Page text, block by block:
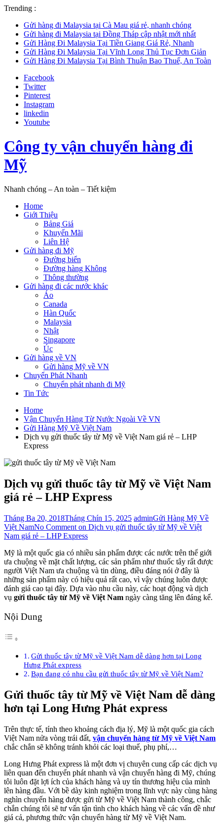
Trending :
Gửi hàng đi Malaysia tại Cà Mau giá rẻ, nhanh chóng
Gửi hàng đi Malaysia tại Đồng Tháp cập nhật mới nhất
Gửi Hàng Đi Malaysia Tại Tiền Giang Giá Rẻ, Nhanh
Gửi Hàng Đi Malaysia Tại Vĩnh Long Thủ Tục Đơn Giản
Gửi Hàng Đi Malaysia Tại Bình Thuận Bao Thuế, An Toàn
Facebook
Twitter
Pinterest
Instagram
linkedin
Youtube
Công ty vận chuyển hàng đi
Mỹ
Nhanh chóng – An toàn – Tiết kiệm
Home
Giới Thiệu
Bảng Giá
Khuyến Mãi
Liên Hệ
Gửi hàng đi Mỹ
Đường biển
Đường hàng Không
Thông thường
Gửi hàng đi các nước khác
Áo
Canada
Hàn Quốc
Malaysia
Nhật
Singapore
Úc
Gửi hàng về VN
Gửi hàng Mỹ về VN
Chuyển Phát Nhanh
Chuyển phát nhanh đi Mỹ
Tin Tức
Home
Vận Chuyển Hàng Từ Nước Ngoài Về VN
Gửi Hàng Mỹ Về Việt Nam
Dịch vụ gửi thuốc tây từ Mỹ về Việt Nam giá rẻ – LHP
Express
Dịch vụ gửi thuốc tây từ Mỹ về Việt Nam
giá rẻ – LHP Express
Tháng Ba 20, 2018Tháng Chín 15, 2025 adminGửi Hàng Mỹ Về
Việt NamNo Comment on Dịch vụ gửi thuốc tây từ Mỹ về Việt
Nam giá rẻ – LHP Express
Mỹ là một quốc gia có nhiều sản phẩm được các nước trên thế giới
ưa chuộng về mặt chất lượng, các sản phẩm như thuốc tây rất được
người Việt Nam ưa chuộng và tin dùng, điều đáng nói ở đây là
những sản phẩm này có hiệu quả rất cao, vì vậy chúng luôn được
đánh giá cao tại đây. Dựa vào nhu cầu này, các hoạt động và dịch
vụ gửi thuốc tây từ Mỹ về Việt Nam ngày càng tăng lên đáng kể.
Nội Dung
Gửi thuốc tây từ Mỹ về Việt Nam dễ dàng hơn tại Long
Hưng Phát express
Bạn đang có nhu cầu gửi thuốc tây từ Mỹ về Việt Nam?
Gửi thuốc tây từ Mỹ về Việt Nam dễ dàng
hơn tại Long Hưng Phát express
Trên thực tế, tính theo khoảng cách địa lý, Mỹ là một quốc gia cách
Việt Nam nửa vòng trái đất, vận chuyển hàng từ Mỹ về Việt Nam
chắc chắn sẽ không tránh khỏi các loại thuế, phụ phí,…
Long Hưng Phát express là một đơn vị chuyên cung cấp các dịch vụ
liên quan đến chuyển phát nhanh và vận chuyển hàng đi Mỹ, chúng
tôi luôn đặt lợi ích của khách hàng và uy tín thương hiệu của mình
lên hàng đầu. Với bề dày kinh nghiệm trong lĩnh vực này cùng hàng
nghìn chuyến hàng được gửi từ Mỹ về Việt Nam thành công, chắc
chắn chúng tôi sẽ tư vấn tận tình cho khách hàng về các vấn đề như
giá cả, phương thức vận chuyển hàng từ Mỹ về Việt Nam.